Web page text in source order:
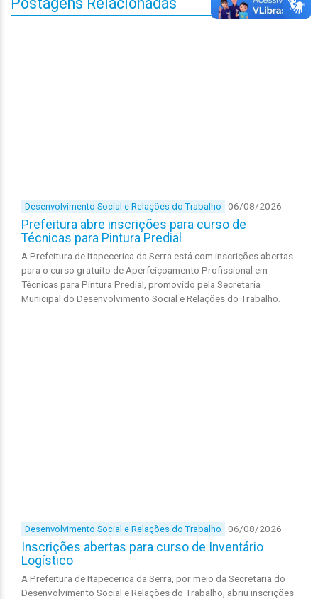
Desenvolvimento Social e Relações do Trabalho 06/08/2026
Prefeitura abre inscrições para curso de
Técnicas para Pintura Predial
A Prefeitura de Itapecerica da Serra está com inscrições abertas
para o curso gratuito de Aperfeiçoamento Profissional em
Técnicas para Pintura Predial, promovido pela Secretaria
Municipal do Desenvolvimento Social e Relações do Trabalho.
Desenvolvimento Social e Relações do Trabalho 06/08/2026
Inscrições abertas para curso de Inventário
Logístico
A Prefeitura de Itapecerica da Serra, por meio da Secretaria do
Desenvolvimento Social e Relações do Trabalho, abriu inscrições